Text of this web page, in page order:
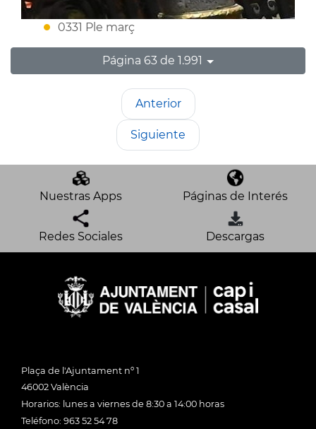
0331 Ple març
Página 63 de 1.991
Anterior
Siguiente
Nuestras Apps Páginas de Interés
Redes Sociales Descargas
Plaça de l'Ajuntament nº 1
46002 València
Horarios: lunes a viernes de 8:30 a 14:00 horas
Teléfono: 963 52 54 78